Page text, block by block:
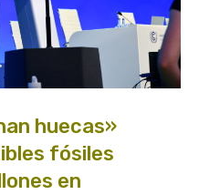
huecas»
fósiles
en